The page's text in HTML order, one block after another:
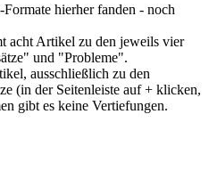
hierher fanden - noch
acht Artikel zu den jeweils vier
und "Probleme".
ausschließlich zu den
(in der Seitenleiste auf + klicken,
gibt es keine Vertiefungen.